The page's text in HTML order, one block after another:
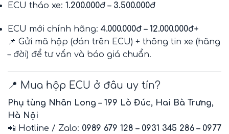
ECU tháo xe: 1.200.000đ – 3.500.000đ
ECU mới chính hãng: 4.000.000đ – 12.000.000đ+
📌 Gửi mã hộp (dán trên ECU) + thông tin xe (hãng
– đời) để tư vấn và báo giá chuẩn.
📍 Mua hộp ECU ở đâu uy tín?
Phụ tùng Nhân Long – 199 Lò Đúc, Hai Bà Trưng,
Hà Nội
📲 Hotline / Zalo: 0989 679 128 – 0931 345 286 – 0977